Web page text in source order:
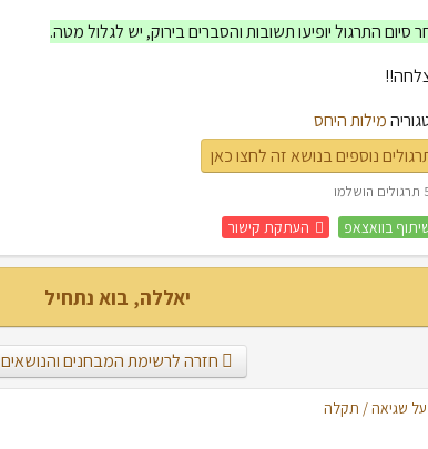
סיום התרגול יופיעו תשובות והסברים בירוק, יש לגלול מטה.
מילות היחס
נוספים בנושא זה לחצו כאן
בוואצאפ העתקת קישור
יאללה, בוא נתחיל
חזרה לרשימת המבחנים והנושאים
על שגיאה / תקלה